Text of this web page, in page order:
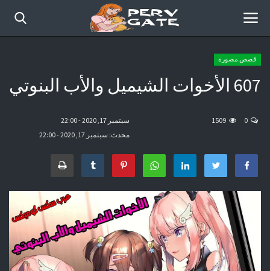
الرئيسية
موقع عرب سكس كوميكس
قصص مصورة
607 الأخوات الشيميل والأب البنوتي
سبتمبر 17, 2020 - 22:00
محدث: سبتمبر 17, 2020 - 22:00
0
1509